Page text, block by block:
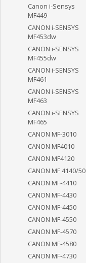
Canon i-Sensys
MF449
CANON i-SENSYS
MF453dw
CANON i-SENSYS
MF455dw
CANON i-SENSYS
MF461
CANON i-SENSYS
MF463
CANON i-SENSYS
MF465
CANON MF-3010
CANON MF4010
CANON MF4120
CANON MF 4140/50
CANON MF-4410
CANON MF-4430
CANON MF-4450
CANON MF-4550
CANON MF-4570
CANON MF-4580
CANON MF-4730